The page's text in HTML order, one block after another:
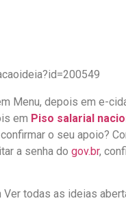
Menu, depois em e-
em Piso salarial
o seu apoio?
a senha do gov.br,
todas as ideias